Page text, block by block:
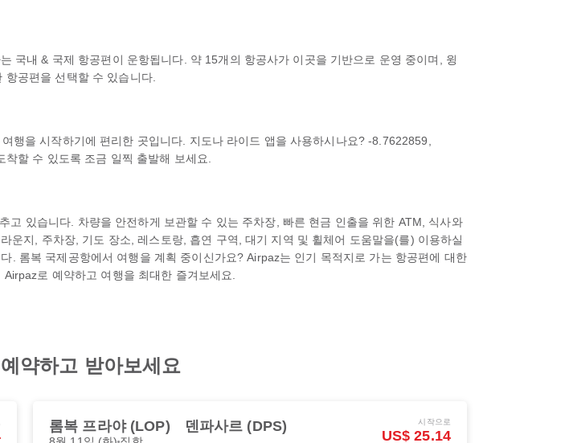
국내 & 국제 항공편이 운항됩니다. 약 15개의 항공사가 이곳을 기반으로 운영 중이며, 윙
공편을 선택할 수 있습니다.
을 시작하기에 편리한 곳입니다. 지도나 라이드 앱을 사용하시나요? -8.7622859,
할 수 있도록 조금 일찍 출발해 보세요.
있습니다. 차량을 안전하게 보관할 수 있는 주차장, 빠른 현금 인출을 위한 ATM, 식사와
지, 주차장, 기도 장소, 레스토랑, 흡연 구역, 대기 지역 및 휠체어 도움말을(를) 이용하실
. 롬복 국제공항에서 여행을 계획 중이신가요? Airpaz는 인기 목적지로 가는 항공편에 대한
로 예약하고 여행을 최대한 즐겨보세요.
약하고 받아보세요
롬복 프라야 (LOP) 덴파사르 (DPS) 시작으로
US$ 25.14